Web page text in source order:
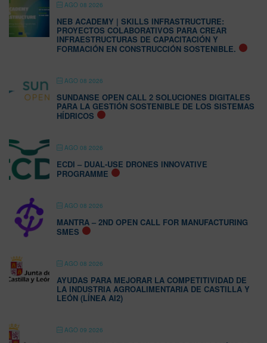
AGO 08 2026
NEB ACADEMY | SKILLS INFRASTRUCTURE:
PROYECTOS COLABORATIVOS PARA CREAR
INFRAESTRUCTURAS DE CAPACITACIÓN Y
FORMACIÓN EN CONSTRUCCIÓN SOSTENIBLE.
AGO 08 2026
SUNDANSE OPEN CALL 2 SOLUCIONES DIGITALES
PARA LA GESTIÓN SOSTENIBLE DE LOS SISTEMAS
HÍDRICOS
AGO 08 2026
ECDI – DUAL-USE DRONES INNOVATIVE
PROGRAMME
AGO 08 2026
MANTRA – 2ND OPEN CALL FOR MANUFACTURING
SMES
AGO 08 2026
AYUDAS PARA MEJORAR LA COMPETITIVIDAD DE
LA INDUSTRIA AGROALIMENTARIA DE CASTILLA Y
LEÓN (LÍNEA AI2)
AGO 09 2026